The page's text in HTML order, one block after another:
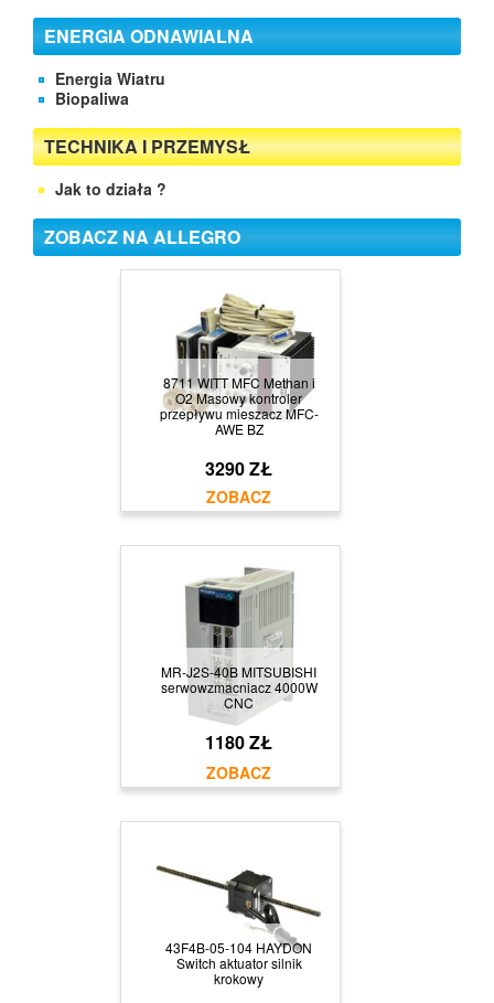
ENERGIA ODNAWIALNA
Energia Wiatru
Biopaliwa
TECHNIKA I PRZEMYSŁ
Jak to działa ?
ZOBACZ NA ALLEGRO
8711 WITT MFC Methan i
O2 Masowy kontroler
przepływu mieszacz MFC-
AWE BZ
3290 ZŁ
MR-J2S-40B MITSUBISHI
serwowzmacniacz 4000W
CNC
1180 ZŁ
43F4B-05-104 HAYDON
Switch aktuator silnik
krokowy